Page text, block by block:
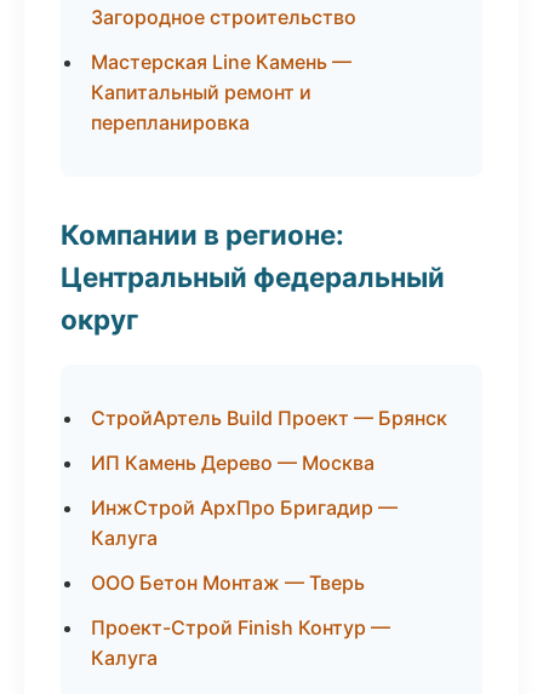
Загородное строительство
Мастерская Line Камень —
Капитальный ремонт и
перепланировка
Компании в регионе:
Центральный федеральный
округ
СтройАртель Build Проект — Брянск
ИП Камень Дерево — Москва
ИнжСтрой АрхПро Бригадир —
Калуга
ООО Бетон Монтаж — Тверь
Проект-Строй Finish Контур —
Калуга